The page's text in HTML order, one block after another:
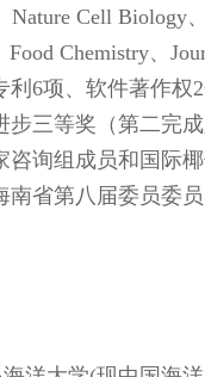
Cell Biology
Chemistry、
利6项、软件著作
步三等奖（第二完
咨询组成员和国际
省第八届委员委